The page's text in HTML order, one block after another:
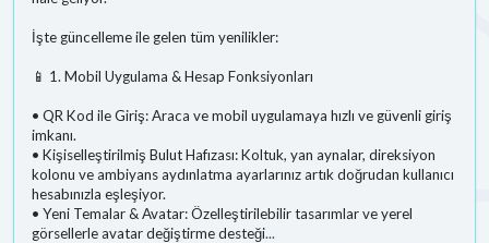
İşte güncelleme ile gelen tüm yenilikler:
📱 1. Mobil Uygulama & Hesap Fonksiyonları
• QR Kod ile Giriş: Araca ve mobil uygulamaya hızlı ve güvenli giriş
imkanı.
• Kişiselleştirilmiş Bulut Hafızası: Koltuk, yan aynalar, direksiyon
kolonu ve ambiyans aydınlatma ayarlarınız artık doğrudan kullanıcı
hesabınızla eşleşiyor.
• Yeni Temalar & Avatar: Özelleştirilebilir tasarımlar ve yerel
görsellerle avatar değiştirme desteği...